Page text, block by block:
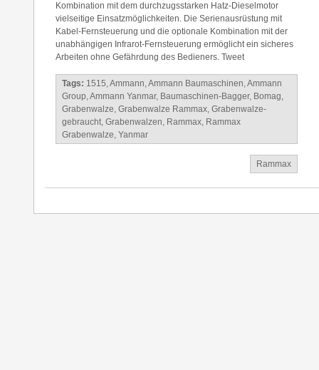
Kombination mit dem durchzugsstarken Hatz-Dieselmotor
vielseitige Einsatzmöglichkeiten. Die Serienausrüstung mit
Kabel-Fernsteuerung und die optionale Kombination mit der
unabhängigen Infrarot-Fernsteuerung ermöglicht ein sicheres
Arbeiten ohne Gefährdung des Bedieners. Tweet
Tags: 1515,Ammann,Ammann Baumaschinen,Ammann
Group,Ammann Yanmar, Baumaschinen-Bagger, Bomag,
Grabenwalze, Grabenwalze Rammax, Grabenwalze-
gebraucht, Grabenwalzen, Rammax, Rammax
Grabenwalze, Yanmar
Rammax